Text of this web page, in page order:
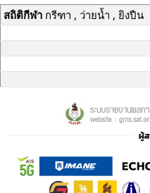
สถิติกีฬากรีฑา , ว่ายน้ำ , ยิงปืน